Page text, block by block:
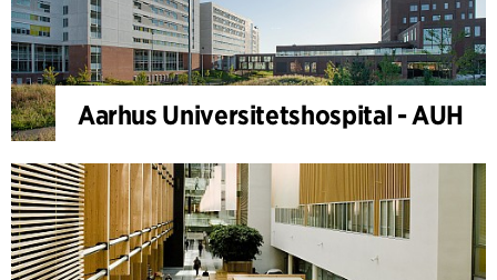
Aarhus Universitetshospital - AUH